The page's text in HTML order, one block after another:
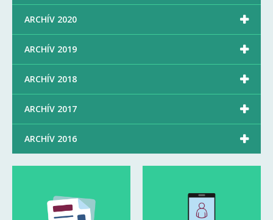
ARCHÍV 2020 
ARCHÍV 2019 
ARCHÍV 2018 
ARCHÍV 2017 
ARCHÍV 2016 